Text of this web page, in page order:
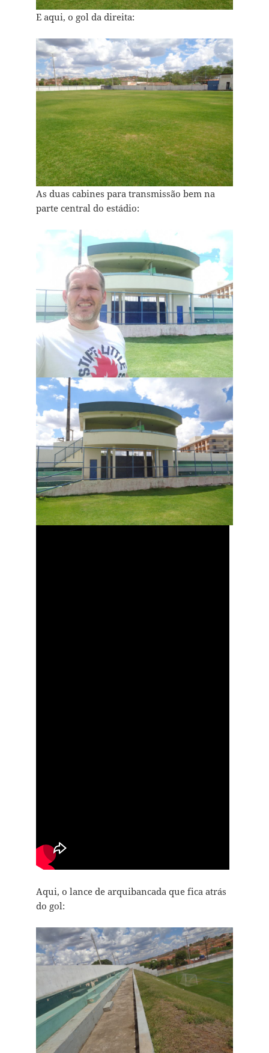
E aqui, o gol da direita:
As duas cabines para transmissão bem na
parte central do estádio:
Aqui, o lance de arquibancada que fica atrás
do gol: